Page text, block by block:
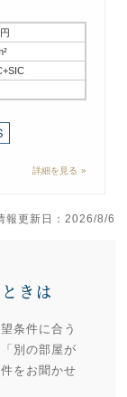
詳細を見る
報更新日：2026/8/6
きは
条件に合う
別の部屋が
をお聞かせ